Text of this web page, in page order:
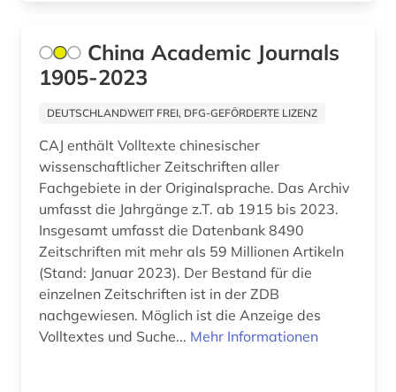
China Academic Journals
1905-2023
DEUTSCHLANDWEIT FREI, DFG-GEFÖRDERTE LIZENZ
CAJ enthält Volltexte chinesischer
wissenschaftlicher Zeitschriften aller
Fachgebiete in der Originalsprache. Das Archiv
umfasst die Jahrgänge z.T. ab 1915 bis 2023.
Insgesamt umfasst die Datenbank 8490
Zeitschriften mit mehr als 59 Millionen Artikeln
(Stand: Januar 2023). Der Bestand für die
einzelnen Zeitschriften ist in der ZDB
nachgewiesen. Möglich ist die Anzeige des
Volltextes und Suche... Mehr Informationen